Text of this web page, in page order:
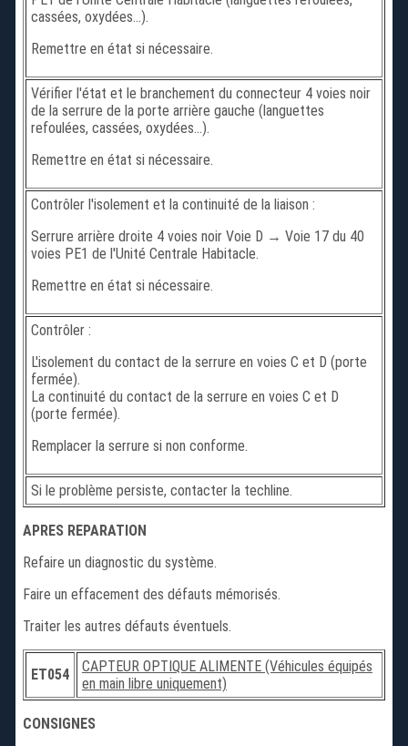
cassées, oxydées...).
Remettre en état si nécessaire.
Vérifier l'état et le branchement du connecteur 4 voies noir
de la serrure de la porte arrière gauche (languettes
refoulées, cassées, oxydées...).
Remettre en état si nécessaire.
Contrôler l'isolement et la continuité de la liaison :
Serrure arrière droite 4 voies noir Voie D → Voie 17 du 40
voies PE1 de l'Unité Centrale Habitacle.
Remettre en état si nécessaire.
Contrôler :
L'isolement du contact de la serrure en voies C et D (porte
fermée).
La continuité du contact de la serrure en voies C et D
(porte fermée).
Remplacer la serrure si non conforme.
Si le problème persiste, contacter la techline.
APRES REPARATION
Refaire un diagnostic du système.
Faire un effacement des défauts mémorisés.
Traiter les autres défauts éventuels.
ET054
CAPTEUR OPTIQUE ALIMENTE (Véhicules équipés
en main libre uniquement)
CONSIGNES